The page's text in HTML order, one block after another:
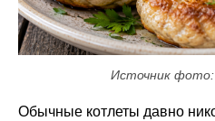
Источник фото:
Обычные котлеты давно